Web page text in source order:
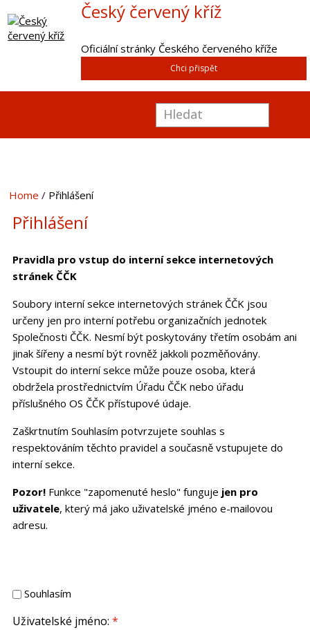
Český červený kříž
Oficiální stránky Českého červeného kříže
Chci přispět
Home Přihlášení
Přihlášení
Pravidla pro vstup do interní sekce internetových
stránek ČČK
Soubory interní sekce internetových stránek ČČK jsou
určeny jen pro interní potřebu organizačních jednotek
Společnosti ČČK. Nesmí být poskytovány třetím osobám ani
jinak šířeny a nesmí být rovněž jakkoli pozměňovány.
Vstoupit do interní sekce může pouze osoba, která
obdržela prostřednictvím Úřadu ČČK nebo úřadu
příslušného OS ČČK přístupové údaje.
Zaškrtnutím Souhlasím potvrzujete souhlas s
respektováním těchto pravidel a současně vstupujete do
interní sekce.
Pozor!Funkce "zapomenuté heslo" funguje jen pro
uživatele, který má jako uživatelské jméno e-mailovou
adresu.
Souhlasím
Uživatelské jméno: *